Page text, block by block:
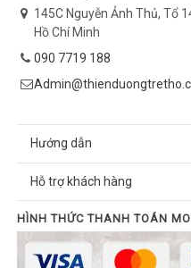
145C Nguyễn Ảnh Thủ, Tổ
Hồ Chí Minh
090 7719 188
Hướng dẫn
Hỗ trợ khách hàng
HÌNH THỨC THANH TOÁN